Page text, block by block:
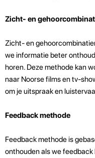
Zicht- en
Zicht- en
we informatie beter
horen. Deze methode kan
naar Noorse films en tv-
om je uitspraak en
Feedback methode
Feedback methode is
onthouden als we